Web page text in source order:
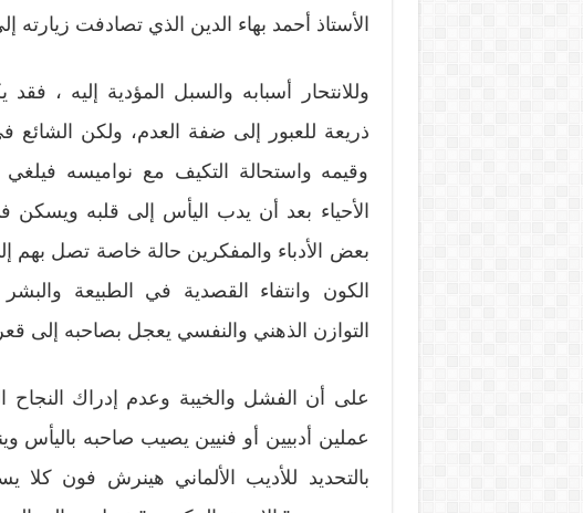
الأستاذ أحمد بهاء الدين الذي تصادفت زيارته
وللانتحار أسبابه والسبل المؤدية إليه ،
ذريعة للعبور إلى ضفة العدم، ولكن الشائع
وقيمه واستحالة التكيف مع نواميسه
الأحياء بعد أن يدب اليأس إلى قلبه
بعض الأدباء والمفكرين حالة خاصة تصل بهم إلى
الكون وانتفاء القصدية في الطبيعة
التوازن الذهني والنفسي يعجل بصاحبه إلى قعر
على أن الفشل والخيبة وعدم إدراك
عملين أدبيين أو فنيين يصيب صاحبه باليأس
بالتحديد للأديب الألماني هينرش فون